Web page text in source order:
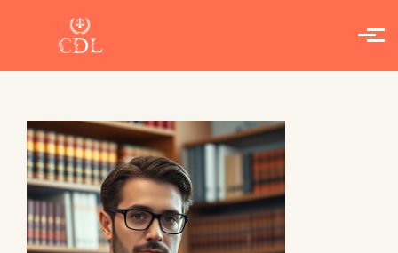
Skip to main content